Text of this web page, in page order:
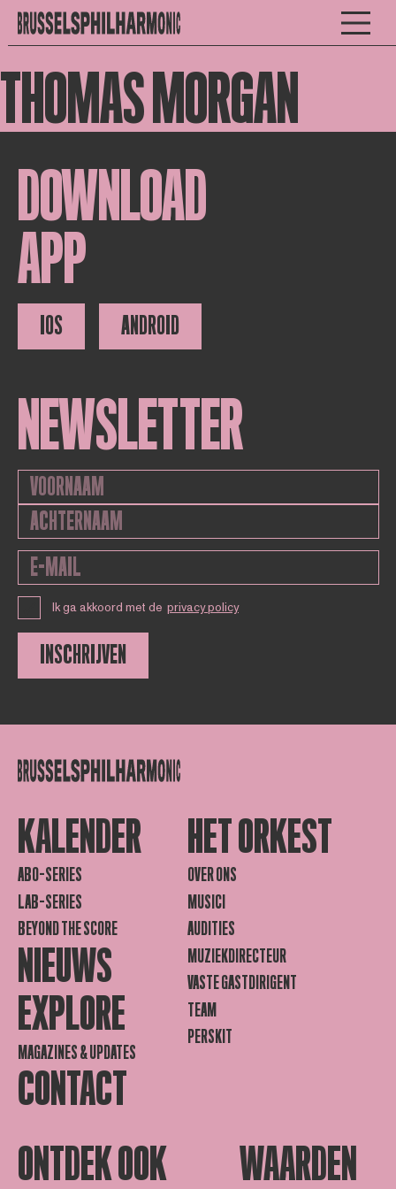
THOMAS MORGAN
DOWNLOAD
APP
IOS ANDROID
NEWSLETTER
Ik ga akkoord met de privacy policy
INSCHRIJVEN
KALENDER
ABO-SERIES
LAB-SERIES
BEYOND THE SCORE
NIEUWS
EXPLORE
MAGAZINES & UPDATES
CONTACT
HET ORKEST
OVER ONS
MUSICI
AUDITIES
MUZIEKDIRECTEUR
VASTE GASTDIRIGENT
TEAM
PERSKIT
ONTDEK OOK WAARDEN